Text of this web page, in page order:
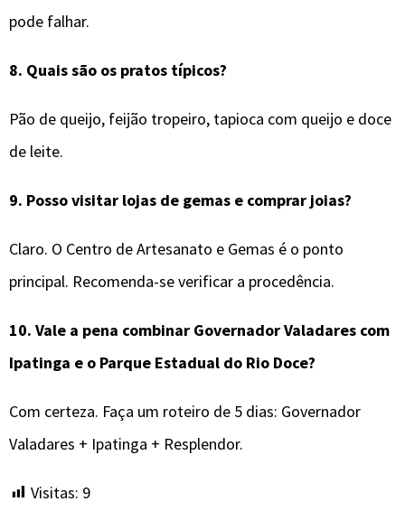
pode falhar.
8. Quais são os pratos típicos?
Pão de queijo, feijão tropeiro, tapioca com queijo e doce
de leite.
9. Posso visitar lojas de gemas e comprar joias?
Claro. O Centro de Artesanato e Gemas é o ponto
principal. Recomenda-se verificar a procedência.
10. Vale a pena combinar Governador Valadares com
Ipatinga e o Parque Estadual do Rio Doce?
Com certeza. Faça um roteiro de 5 dias: Governador
Valadares + Ipatinga + Resplendor.
Visitas: 9